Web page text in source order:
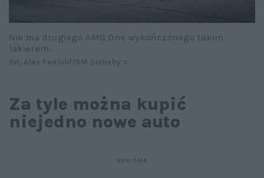
Za tyle można kupić
niejedno nowe auto